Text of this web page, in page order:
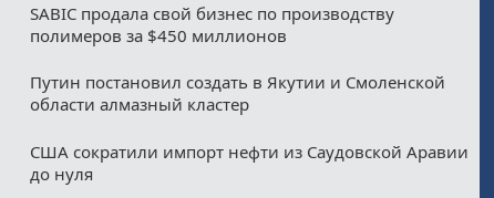
SABIC продала свой бизнес по производству
полимеров за $450 миллионов
Путин постановил создать в Якутии и Смоленской
области алмазный кластер
США сократили импорт нефти из Саудовской Аравии
до нуля